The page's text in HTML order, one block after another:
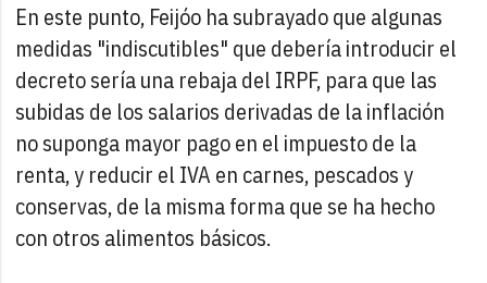
En este punto, Feijóo ha subrayado que algunas
medidas "indiscutibles" que debería introducir el
decreto sería una rebaja del IRPF, para que las
subidas de los salarios derivadas de la inflación
no suponga mayor pago en el impuesto de la
renta, y reducir el IVA en carnes, pescados y
conservas, de la misma forma que se ha hecho
con otros alimentos básicos.